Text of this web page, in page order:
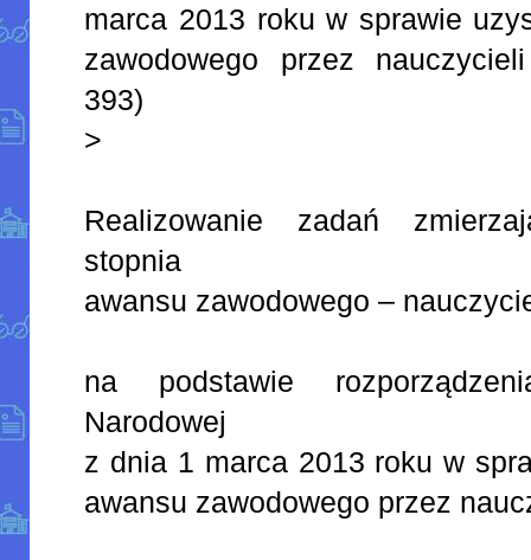
marca 2013 roku w sprawie
zawodowego przez
393)
>
Realizowanie zadań
stopnia
awansu zawodowego –
na podstawie
Narodowej
z dnia 1 marca 2013 roku w
awansu zawodowego przez